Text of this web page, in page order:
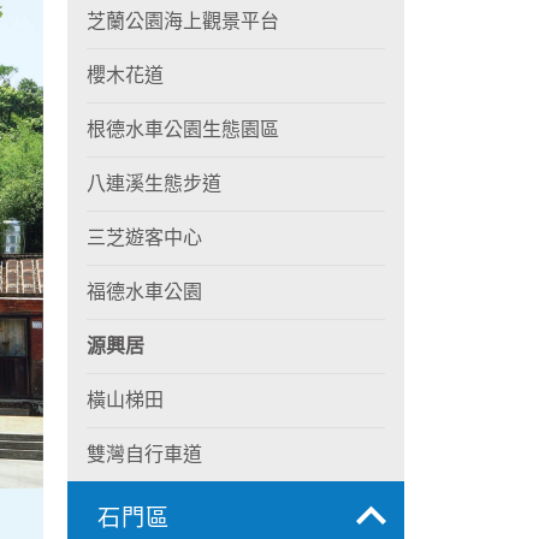
芝蘭公園海上觀景平台
櫻木花道
根德水車公園生態園區
八連溪生態步道
三芝遊客中心
福德水車公園
源興居
橫山梯田
雙灣自行車道
石門區